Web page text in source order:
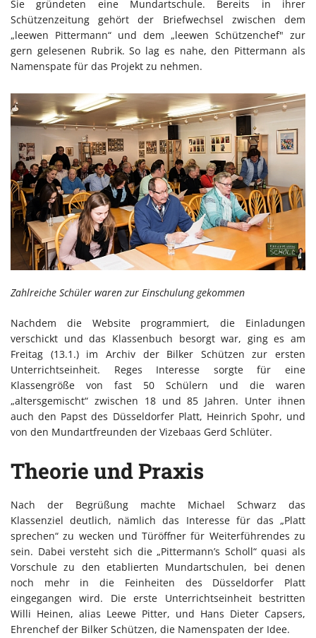
Sie gründeten eine Mundartschule. Bereits in ihrer
Schützenzeitung gehört der Briefwechsel zwischen dem
„leewen Pittermann“ und dem „leewen Schützenchef" zur
gern gelesenen Rubrik. So lag es nahe, den Pittermann als
Namenspate für das Projekt zu nehmen.
Zahlreiche Schüler waren zur Einschulung gekommen
Nachdem die Website programmiert, die Einladungen
verschickt und das Klassenbuch besorgt war, ging es am
Freitag (13.1.) im Archiv der Bilker Schützen zur ersten
Unterrichtseinheit. Reges Interesse sorgte für eine
Klassengröße von fast 50 Schülern und die waren
„altersgemischt“ zwischen 18 und 85 Jahren. Unter ihnen
auch den Papst des Düsseldorfer Platt, Heinrich Spohr, und
von den Mundartfreunden der Vizebaas Gerd Schlüter.
Theorie und Praxis
Nach der Begrüßung machte Michael Schwarz das
Klassenziel deutlich, nämlich das Interesse für das „Platt
sprechen“ zu wecken und Türöffner für Weiterführendes zu
sein. Dabei versteht sich die „Pittermann’s Scholl“ quasi als
Vorschule zu den etablierten Mundartschulen, bei denen
noch mehr in die Feinheiten des Düsseldorfer Platt
eingegangen wird. Die erste Unterrichtseinheit bestritten
Willi Heinen, alias Leewe Pitter, und Hans Dieter Capsers,
Ehrenchef der Bilker Schützen, die Namenspaten der Idee.